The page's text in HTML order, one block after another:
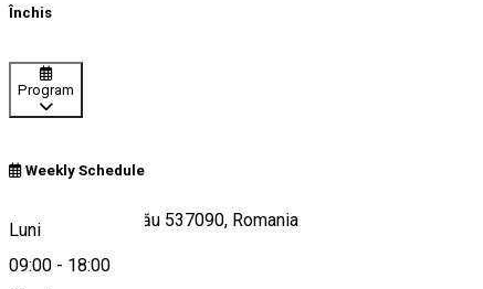
Închis
Program
Weekly Schedule
Luni
09:00 - 18:00
Strada Școlii, Ditrău 537090, Romania